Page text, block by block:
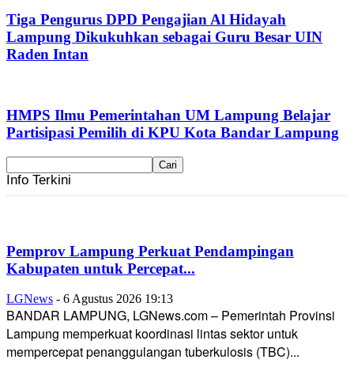
Tiga Pengurus DPD Pengajian Al Hidayah
Lampung Dikukuhkan sebagai Guru Besar UIN
Raden Intan
HMPS Ilmu Pemerintahan UM Lampung Belajar
Partisipasi Pemilih di KPU Kota Bandar Lampung
Info Terkini
Pemprov Lampung Perkuat Pendampingan
Kabupaten untuk Percepat...
LGNews - 6 Agustus 2026 19:13
BANDAR LAMPUNG, LGNews.com – Pemerintah Provinsi
Lampung memperkuat koordinasi lintas sektor untuk
mempercepat penanggulangan tuberkulosis (TBC)...